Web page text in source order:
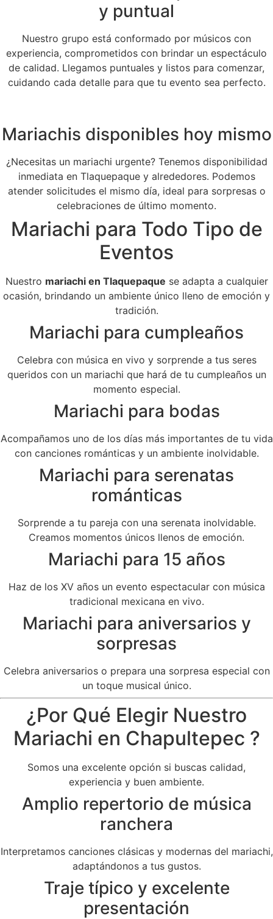
y puntual
Nuestro grupo está conformado por músicos con
experiencia, comprometidos con brindar un espectáculo
de calidad. Llegamos puntuales y listos para comenzar,
cuidando cada detalle para que tu evento sea perfecto.
Mariachis disponibles hoy mismo
¿Necesitas un mariachi urgente? Tenemos disponibilidad
inmediata en Tlaquepaque y alrededores. Podemos
atender solicitudes el mismo día, ideal para sorpresas o
celebraciones de último momento.
Mariachi para Todo Tipo de
Eventos
Nuestro mariachi en Tlaquepaque se adapta a cualquier
ocasión, brindando un ambiente único lleno de emoción y
tradición.
Mariachi para cumpleaños
Celebra con música en vivo y sorprende a tus seres
queridos con un mariachi que hará de tu cumpleaños un
momento especial.
Mariachi para bodas
Acompañamos uno de los días más importantes de tu vida
con canciones románticas y un ambiente inolvidable.
Mariachi para serenatas
románticas
Sorprende a tu pareja con una serenata inolvidable.
Creamos momentos únicos llenos de emoción.
Mariachi para 15 años
Haz de los XV años un evento espectacular con música
tradicional mexicana en vivo.
Mariachi para aniversarios y
sorpresas
Celebra aniversarios o prepara una sorpresa especial con
un toque musical único.
¿Por Qué Elegir Nuestro
Mariachi en Chapultepec ?
Somos una excelente opción si buscas calidad,
experiencia y buen ambiente.
Amplio repertorio de música
ranchera
Interpretamos canciones clásicas y modernas del mariachi,
adaptándonos a tus gustos.
Traje típico y excelente
presentación